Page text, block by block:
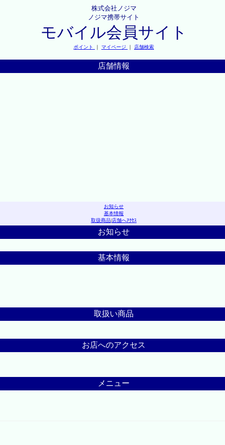
株式会社ノジマ
ノジマ携帯サイト
モバイル会員サイト
ポイント ｜ マイページ ｜ 店舗検索
店舗情報
お知らせ
基本情報
取扱商品|店舗へｱｸｾｽ
お知らせ
基本情報
取扱い商品
お店へのアクセス
メニュー